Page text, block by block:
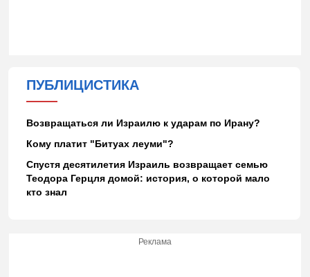
ПУБЛИЦИСТИКА
Возвращаться ли Израилю к ударам по Ирану?
Кому платит "Битуах леуми"?
Спустя десятилетия Израиль возвращает семью
Теодора Герцля домой: история, о которой мало
кто знал
Реклама